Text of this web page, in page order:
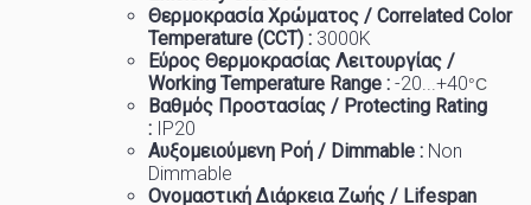
Θερμοκρασία Χρώματος / Correlated Color
Temperature (CCT) : 3000K
Εύρος Θερμοκρασίας Λειτουργίας /
Working Temperature Range : -20...+40°C
Βαθμός Προστασίας / Protecting Rating
: IP20
Αυξομειούμενη Ροή / Dimmable : Non
Dimmable
Ονομαστική Διάρκεια Ζωής / Lifespan